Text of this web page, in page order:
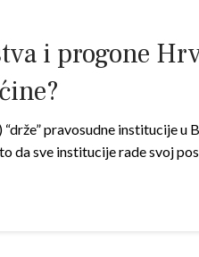
i progone
pravosudne institucije
da sve institucije rade svoj